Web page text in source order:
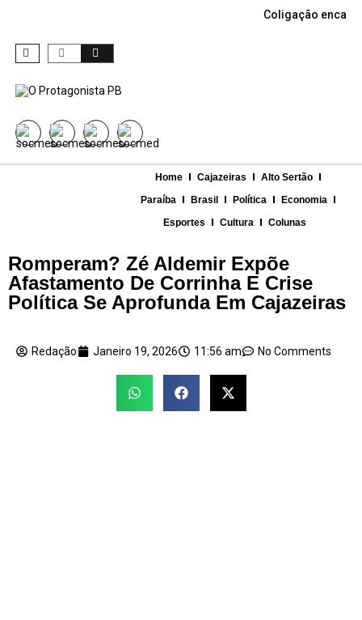
Coligação
Home Cajazeiras
Alto Sertão
Paraíba
Brasil Política
Economia
Esportes
Cultura Colunas
Romperam? Zé Aldemir Expõe
Afastamento De Corrinha E Crise
Política Se Aprofunda Em Cajazeiras
Redação Janeiro 19, 2026 11:56 am No Comments